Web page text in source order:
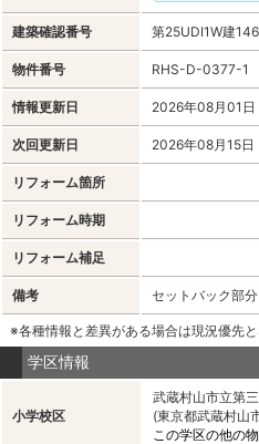
建築確認番号 第25UDI1W建
物件番号 RHS-D-0377-1
情報更新日 2026年08月01日
次回更新日 2026年08月15日
リフォーム箇所
リフォーム時期
リフォーム補足
備考 セットバック部
※各種情報と差異がある場合は現況優先
学区情報
小学校区
武蔵村山市立第
(東京都武蔵村山
この学区の他の